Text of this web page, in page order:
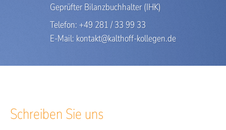
Geprüfter Bilanzbuchhalter (IHK)
Telefon: +49 281 / 33 99 33
E-Mail: kontakt@kalthoff-kollegen.de
Schreiben Sie uns